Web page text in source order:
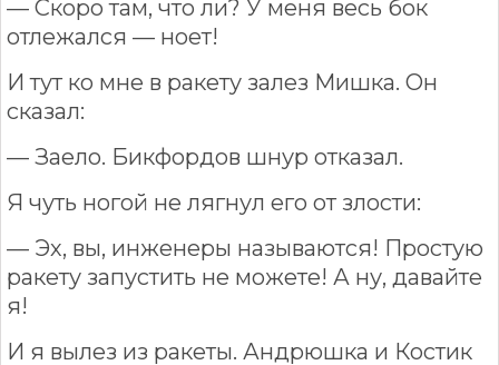
— Скоро там, что ли? У меня весь бок
отлежался — ноет!
И тут ко мне в ракету залез Мишка. Он
сказал:
— Заело. Бикфордов шнур отказал.
Я чуть ногой не лягнул его от злости:
— Эх, вы, инженеры называются! Простую
ракету запустить не можете! А ну, давайте
я!
И я вылез из ракеты. Андрюшка и Костик